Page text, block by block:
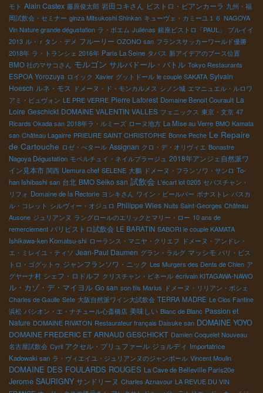
モト Alain Castex 藤原俊太郎 岩田コキさん ビストロ・ビアンカーラ 九州・福
岡試飲会・セミナー ginza Mitsukoshi Shinkan キューヴェ・カミーユ１６ NAGOYA
Vin Nature grande dégustation ラ・ボエム Juliénas 銀座ビストロ「PAUL」
ブルイイ
2013 ル・ｒタン・デメ フルーリー OZONO san フランスサッカーワールド優勝
2018年 ラ・トランシェ 2016年 Paris La Seine タパス 新アイデアのブース位置
BMO 社のマサコさん モルゴン サルバドール・バトル Tokyo Restaurants
ESPOA Yorozuya ロイック Xavier グットドール le couple SAKATA Sylvain
Hoesch ルネ・モス ドメーヌ・ド・モンカルメス シノン城 エマニュエル・ルロワ
アミ・ビュヴォン LE PRE VERRE Pierre Laforest Domaine Benoit Courault La
Loire Geschickt DOMAINE VALENTIN VALLES フェニックス 東京・文京 47
Ricards Okada san 2018年ラ・ルミーズ ローヌ地方 La Mise au Verre BMO Kamata
san Château Lagairre PRIEURE SAINT CHRISTOPHE Bonne Peche Le Repaire
de Cartouche ロゼ・ぺタール Assignan クロ・デ・オリヴィエ Bonastre
Nagoya Dégustation モペルチュイ・ネイルプラージュ 2018年アンジェ自然派ワ
イン見本市 関西 Uemura chef SELENE 大鵬 ドメーヌ・フランソワ・サンロ To-
han Ishibashi san 台北 BMO Seiko san 試飲会 L'écart lot 0205 セバスチャン・
リフォ Domaine de la Rectorie ヨシキさん ワイン・ビールバー ボナストレ パスカ
ル・コレット シルヴィー・オジュロ Philippe Wies Nuits Saint-Georges Château
Ausone ジュリアンヌ ラングロールのエリックとマリー・ロー 10 ans de
remerciement パリビストロ試飲会 LE BARATIN SABORI le couple KAMATA
Ishikawa-ken Komatsu-shi ローランス・マニヤ・クリエフ ドメーヌ・アンドレ・
エ・ミレイユ・ティソ Jean-Paul Daumen グラン・ラルグ マッシモ パリ・ビス
トロ・ゴグットゥ ジャンフランソワ・ニック Les Murgers des Dents de Chien ア
グヤーナ村 シェフ・ロドルフ クリスチャン・ビネール écrivain KITAGAWA-NAWO
ル・カゾ・デ・マイヨル Go san son fils Marius ドメーヌ・リリアン・ボシェ
Charles de Gaulle Sete 大阪自然派ワイン大試飲会 TERRA MADRE Le Clos Fantine
浜松 パシオン・エ・ナチュール心斎橋店 美味しい Blanc de Blanc Passion et
Nature DOMAINE RIVATON Restaurateur français Daisuke san DOMAINE YOYO
DOMAINE FREDERIC ET ARNAUD GESCHICKT Damien Coquelet Nouveau
名古屋試飲会 Cyril アクセル・プリュファール ジョルディ Importatrice
Kadowaki san ラ・ヴィエイユ・ジュリアンヌのジャンポール Vincent Moulin
DOMAINE DES FOULARDS ROUGES La Cave de Belleville Paris20e
Jerome SAURIGNY サンドリーヌ Charles Aznavour LA REVUE DU VIN